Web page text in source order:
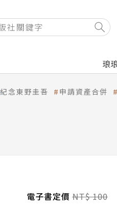
琅
紀念東野圭吾 申請資產合併
電子書定價NT$ 100